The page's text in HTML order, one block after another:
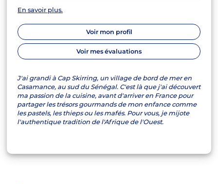
En savoir plus.
Voir mon profil
Voir mes évaluations
J'ai grandi à Cap Skirring, un village de bord de mer en
Casamance, au sud du Sénégal. C'est là que j'ai découvert
ma passion de la cuisine, avant d'arriver en France pour
partager les trésors gourmands de mon enfance comme
les pastels, les thieps ou les mafés. Pour vous, je mijote
l'authentique tradition de l'Afrique de l'Ouest.